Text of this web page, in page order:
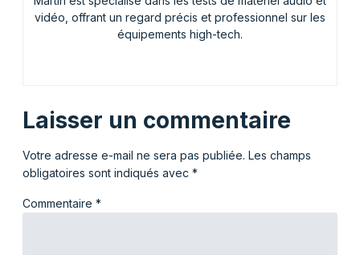
vidéo, offrant un regard précis et professionnel sur les
équipements high-tech.
Laisser un commentaire
Votre adresse e-mail ne sera pas publiée. Les champs
obligatoires sont indiqués avec *
Commentaire *